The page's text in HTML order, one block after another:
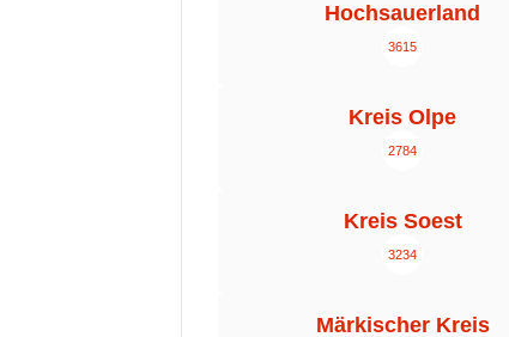
Hochsauerland
3615
Kreis Olpe
2784
Kreis Soest
3234
Märkischer Kreis